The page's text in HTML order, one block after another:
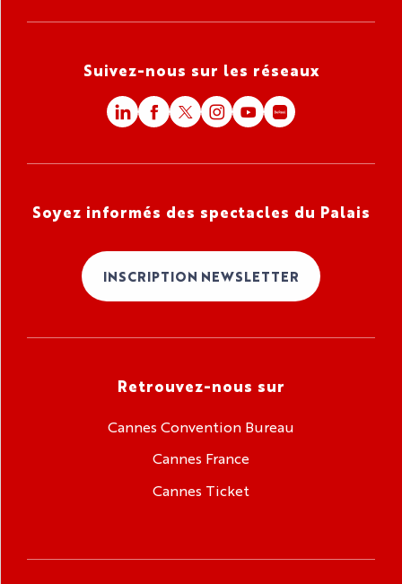
Suivez-nous sur les réseaux
Soyez informés des spectacles du Palais
INSCRIPTION NEWSLETTER
Retrouvez-nous sur
Cannes Convention Bureau
Cannes France
Cannes Ticket